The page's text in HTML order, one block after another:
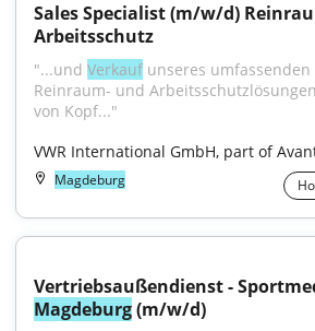
Sales Specialist (m/w/d)
Arbeitsschutz
"...und Verkauf unseres
Reinraum- und
von Kopf..."
VWR International GmbH, part of
Magdeburg
Magdeburg (m/w/d)